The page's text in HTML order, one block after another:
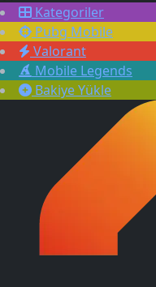
Kategoriler
Pubg Mobile
Valorant
Mobile Legends
Bakiye Yükle